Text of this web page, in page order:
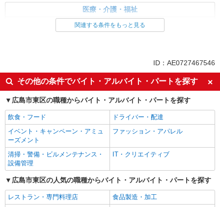
医療・介護・福祉
サービス提供責任者・ソーシャ
ルワーカー
ボーナス・賞与あり
車通勤OK
交通費支給
社会保険あり
産休・育休取得実績あり
関連する条件をもっと見る
ID：AE0727467546
その他の条件でバイト・アルバイト・パートを探す
広島市東区の職種からバイト・アルバイト・パートを探す
飲食・フード
ドライバー・配達
イベント・キャンペーン・アミュ
ーズメント
ファッション・アパレル
清掃・警備・ビルメンテナンス・
設備管理
IT・クリエイティブ
広島市東区の人気の職種からバイト・アルバイト・パートを探す
レストラン・専門料理店
食品製造・加工